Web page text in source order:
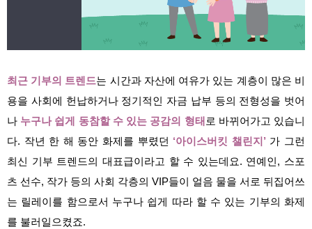
최근 기부의 트렌드는 시간과 자산에 여유가 있는 계층이 많은 비
용을 사회에 헌납하거나 정기적인 자금 납부 등의 전형성을 벗어
나 누구나 쉽게 동참할 수 있는 공감의 형태 로 바뀌어가고 있습니
다. 작년 한 해 동안 화제를 뿌렸던 ‘아이스버킷 챌린지’ 가 그런
최신 기부 트렌드의 대표급이라고 할 수 있는데요. 연예인, 스포
츠 선수, 작가 등의 사회 각층의 VIP들이 얼음 물을 서로 뒤집어쓰
는 릴레이를 함으로서 누구나 쉽게 따라 할 수 있는 기부의 화제
를 불러일으켰죠.